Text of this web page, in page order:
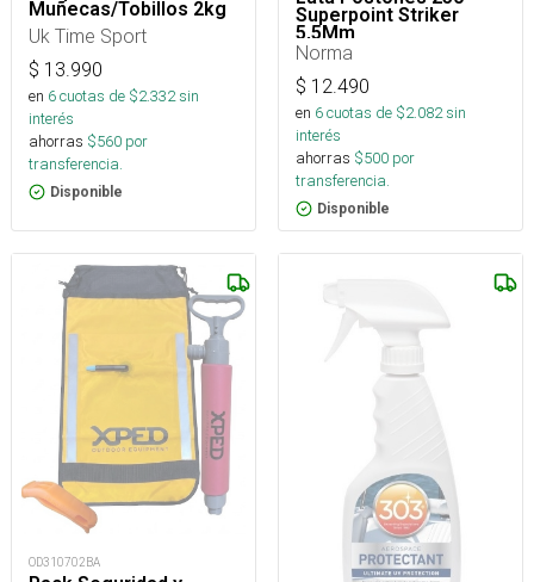
Muñecas/Tobillos 2kg
Uk Time Sport
$ 13.990
en 6cuotas de $2.332sin
interés
ahorras $560 por
transferencia.
Disponible
Superpoint Striker
5,5Mm
Norma
$ 12.490
en 6cuotas de $2.082sin
interés
ahorras $500 por
transferencia.
Disponible
OD310702BA